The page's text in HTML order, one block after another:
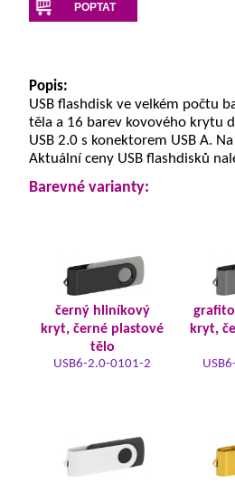
POPTAT
Popis:
USB flashdisk ve velkém počtu
těla a 16 barev kovového krytu
USB 2.0 s konektorem USB A.
Aktuální ceny USB flashdisků
Barevné varianty:
černý hliníkový
kryt, černé plastové
tělo
USB6-2.0-0101-2
kryt,